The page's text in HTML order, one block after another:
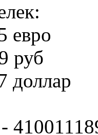
евро
руб
доллар